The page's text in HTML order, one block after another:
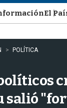
El
POLÍTICA
salió